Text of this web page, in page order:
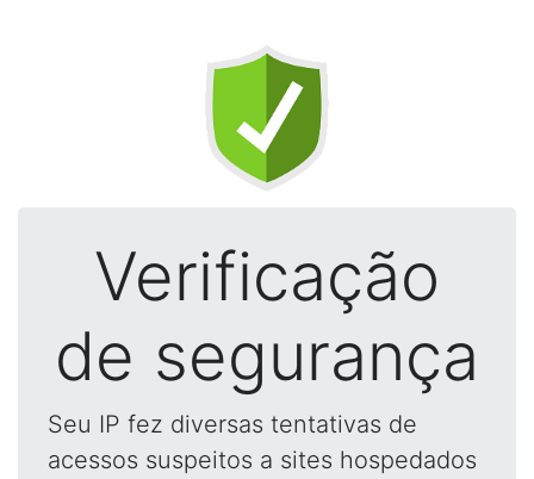
Verificação
de segurança
Seu IP fez diversas tentativas de
acessos suspeitos a sites hospedados